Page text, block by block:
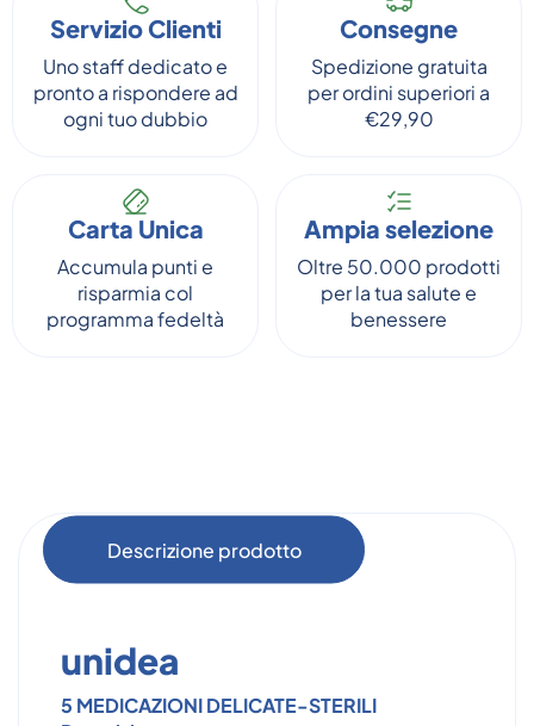
Servizio Clienti
Uno staff dedicato e
pronto a rispondere ad
ogni tuo dubbio
Consegne
Spedizione gratuita
per ordini superiori a
€29,90
Carta Unica
Accumula punti e
risparmia col
programma fedeltà
Ampia selezione
Oltre 50.000 prodotti
per la tua salute e
benessere
Descrizione prodotto
unidea
5 MEDICAZIONI DELICATE-STERILI